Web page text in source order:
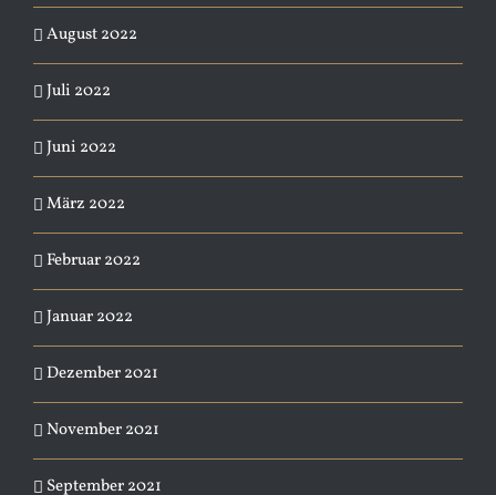
August 2022
Juli 2022
Juni 2022
März 2022
Februar 2022
Januar 2022
Dezember 2021
November 2021
September 2021